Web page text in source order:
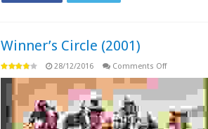
Winner’s Circle (2001)
28/12/2016 Comments Offon
(2001)